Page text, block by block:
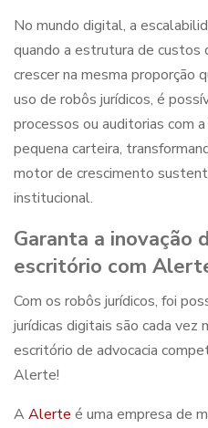
No mundo digital, a
quando a estrutura de custos
crescer na mesma proporção
uso de robôs jurídicos, é
processos ou auditorias com
pequena carteira,
motor de crescimento
institucional.
Garanta a inovação
escritório com
Com os robôs jurídicos, foi
jurídicas digitais são cada vez
escritório de advocacia
Alerte!
AAlerte é uma empresa de